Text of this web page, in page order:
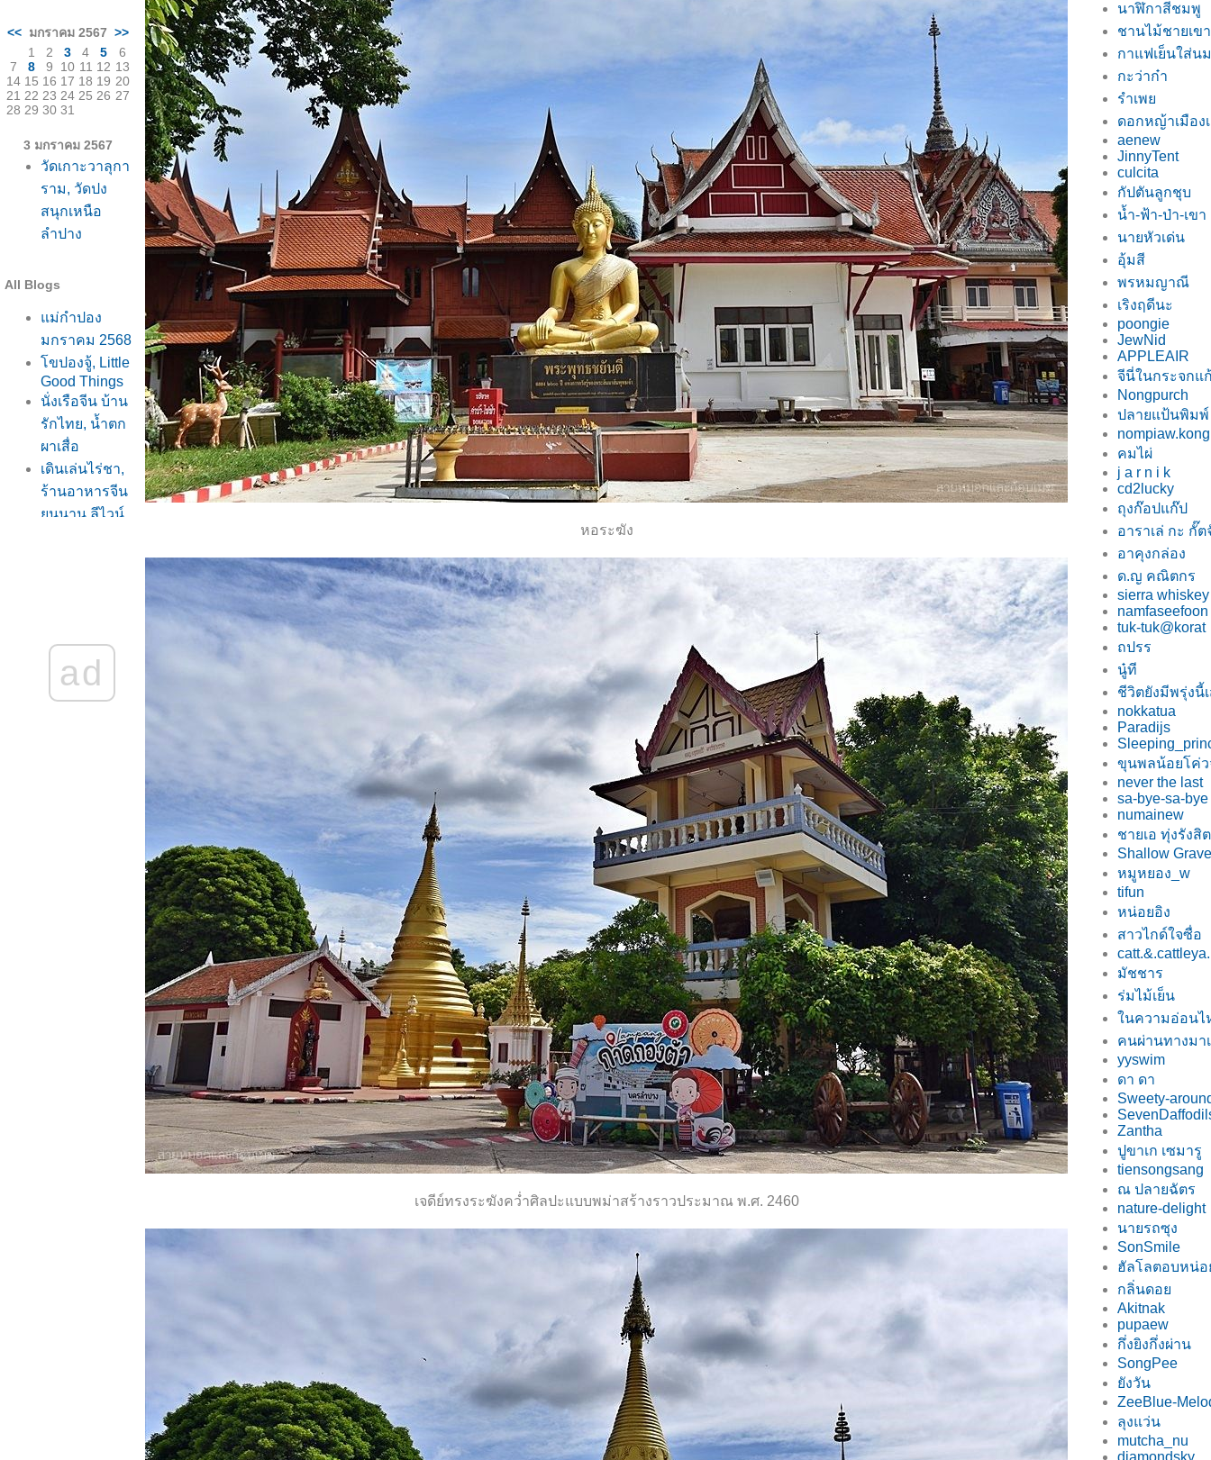
<< มกราคม 2567 >>
1
2 3 4 5
6
7
8 9 10 11 12 13
14 15 16 17 18 19 20
21 22 23 24 25 26 27
28 29 30 31
3 มกราคม 2567
วัดเกาะวาลุกา
ราม, วัดปง
สนุกเหนือ
ลำปาง
All Blogs
ม่กำปอง
มกราคม 2568
ขปองจู้, Little
Good Things
นั่งเรือจีน บ้าน
รักไทย, น้ำตก
ผาเสื่อ
เดินเล่นไร่ชา,
ร้านอาหารจีน
ูนนาน ลีไวน์
พักที่วิวนา
รีสอร์ท, จิบ
กาแฟ เดินเล่น
ad
หอระฆัง
เจดีย์ทรงระฆังคว่ำศิลปะแบบพม่าสร้างราวประมาณ พ.ศ. 2460
นาฬิกาสีชมพู
ชานไม้ชายเขา
กาแฟเย็นใส่น
กะว่าก๋า
รำเพ
ดอกหญ้าเมือ
aenew
JinnyTent
culcita
กัปตันลูกชุบ
น้ำ-ฟ้า-ป่า-เขา
นายหัวเด่น
อุ้มสี
พรหมญาณี
เริงฤดีนะ
poongie
JewNid
APPLEAIR
จีนี่ในกระจกแ
Nongpurch
ปลายแป้นพิมพ์
คมไผ่
j a r n i k
cd2lucky
ถุงก๊อปแก๊ป
อาราเล่ กะ กั๊ต
อาคุงกล่อง
ด.ญ คณิตกร
sierra
namfaseefoon
tuk-tuk@korat
ถปรร
นู๋ที
ชีวิตยังมีพรุ่งนี้
nokkatua
Paradijs
ขุนพลน้อยโค่ว
never the last
sa-bye-sa-
numainew
ชายเอ ทุ่งรังสิต
Shallow Grave
หมูหยอง_w
tifun
หน่อยอิง
สาวไกด์ใจซื่อ
มัชชาร
ร่มไม้เย็น
นความอ่อนไ
คนผ่านทางมา
yyswim
ดา ดา
Sweety-
Zantha
ปูขาเก เซมารู
tiensongsang
ณ ปลายฉัตร
nature-delight
นายรถซุง
SonSmile
ฮัลโลตอบหน่
กลิ่นดอ
Akitnak
pupaew
กึ่งยิงกึ่งผ่าน
SongPee
ังวัน
ZeeBlue-
ลุงแว่น
mutcha_nu
diamondsky